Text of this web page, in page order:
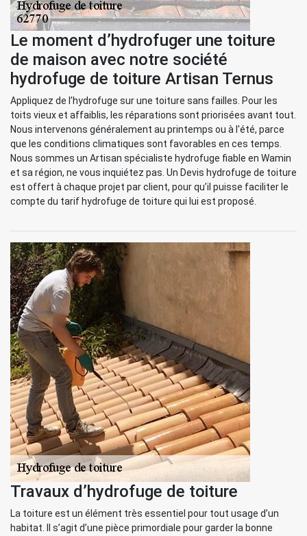
Le moment d’hydrofuger une toiture
de maison avec notre société
hydrofuge de toiture Artisan Ternus
Appliquez de l’hydrofuge sur une toiture sans failles. Pour les
toits vieux et affaiblis, les réparations sont priorisées avant tout.
Nous intervenons généralement au printemps ou à l'été, parce
que les conditions climatiques sont favorables en ces temps.
Nous sommes un Artisan spécialiste hydrofuge fiable en Wamin
et sa région, ne vous inquiétez pas. Un Devis hydrofuge de toiture
est offert à chaque projet par client, pour qu’il puisse faciliter le
compte du tarif hydrofuge de toiture qui lui est proposé.
Travaux d’hydrofuge de toiture
La toiture est un élément très essentiel pour tout usage d’un
habitat. Il s’agit d’une pièce primordiale pour garder la bonne